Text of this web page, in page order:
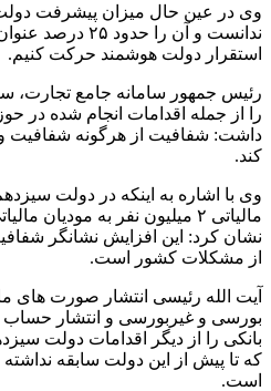
وی در عین حال میزان پیشرفت
ندانست و آن را
استقرار دولت هوشمند حرکت کنیم.
رئیس جمهور سامانه جامع تجارت،
را از جمله اقدامات انجام شده در
داشت: شفافیت از هرگونه شفافیت
کند.
وی با اشاره به اینکه در دولت
مالیاتی ۲ میلیون نفر به
نشان کرد: این افزایش نشانگر
از مشکلات کشور است.
بورسی و غیربورسی و انتشار حساب
بانکی را از دیگر اقدامات دولت
که تا پیش از این دولت سابقه نداشته
است.